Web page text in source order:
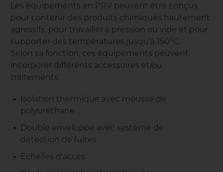
Les équipements en PRV peuvent être conçus
pour contenir des produits chimiques hautement
agressifs, pour travailler à pression ou vide et pour
supporter des températures jusqu’à 150ºC.
Selon sa fonction, ces équipements peuvent
incorporer différents accessoires et/ou
traitements:
Isolation thermique avec mousse de
polyuréthane
Double enveloppe avec système de
détection de fuites
Échelles d'accès